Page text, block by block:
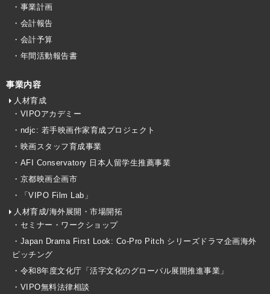
・事業計画
・会計報告
・会計予算
・年間活動報告書
事業内容
人材育成
・VIPOアカデミー
・ndjc: 若手映画作家育成プロジェクト
・映画スタッフ育成事業
・AFI Conservatory 日本人留学生推薦事業
・京都映画企画市
・「VIPO Film Lab」
人材育成/海外展開・市場開拓
・セミナー・ワークショップ
・Japan Drama First Look: Co-Pro Pitch シリーズドラマ企画海外
ピッチング
・令和8年度文化庁「活字文化のグローバル展開推進事業」
・VIPO無料法律相談